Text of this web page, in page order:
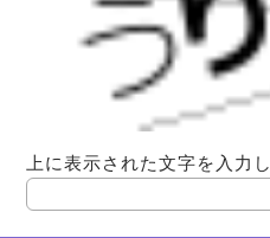
上に表示された文字を入力